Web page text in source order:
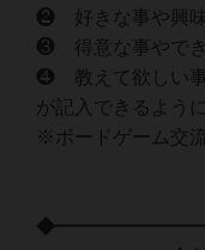
❷ 好きな事や興味
❸ 得意な事やでき
❹ 教えて欲しい事
が記入できるよう
※ボードゲーム交